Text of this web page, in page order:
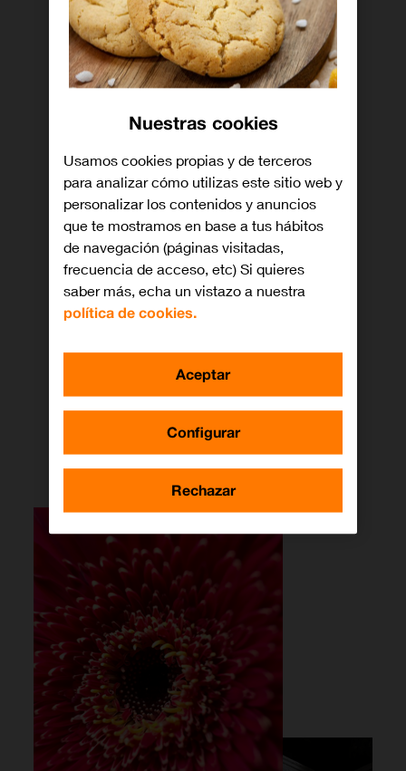
Sistema de cámaras Pro
Una gran mejora
para las cámaras.
Grandes
posibilidades.
Gracias a la unión del
hardware más innovador y un
software superinteligente, el
iPhone 13 Pro te trae las fotos
zoom óptico x3 en el
teleobjetivo y el modo Noche
en todas las cámaras.
Con la fotografía macrocada
Nuestras cookies
Usamos cookies propias y de terceros
para analizar cómo utilizas este sitio web y
personalizar los contenidos y anuncios
que te mostramos en base a tus hábitos
de navegación (páginas visitadas,
frecuencia de acceso, etc) Si quieres
saber más, echa un vistazo a nuestra
política de cookies.
Configurar
Rechazar
Aceptar